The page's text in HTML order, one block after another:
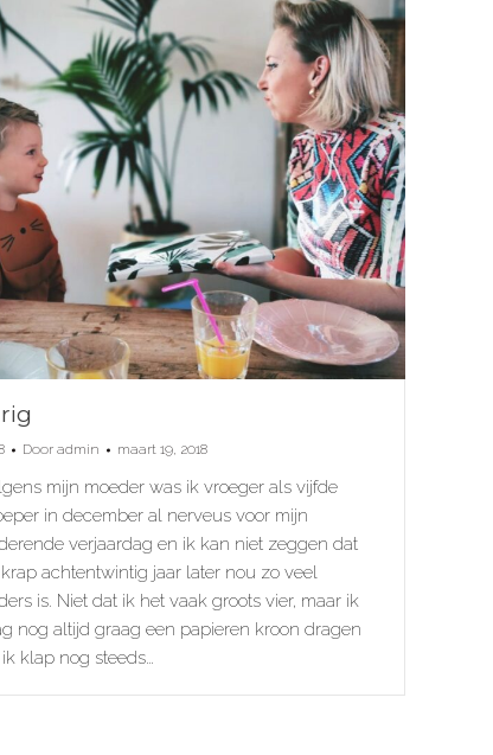
Door admin maart 19, 2018
mijn moeder was ik vroeger als vijfde
in december al nerveus voor mijn
verjaardag en ik kan niet zeggen dat
achtentwintig jaar later nou zo veel
is. Niet dat ik het vaak groots vier, maar ik
nog altijd graag een papieren kroon dragen
klap nog steeds…